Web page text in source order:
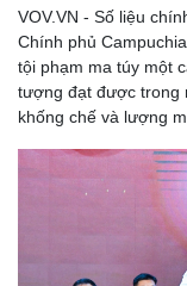
VOV.VN - Số liệu
Chính phủ
tội phạm ma túy một
tượng đạt được trong
khống chế và lượng